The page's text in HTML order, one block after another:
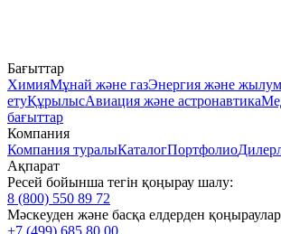
Бағыттар
ХимияМұнай және газЭнергия және
етуҚұрылысАвиация және астронавтика
бағыттар
Компания
Компания туралыКаталогПортфолио
Ақпарат
Ресей бойынша тегін қоңырау шалу:
8 (800) 550 89 72
Мәскеуден және басқа елдерден
+7 (499) 685 80 00